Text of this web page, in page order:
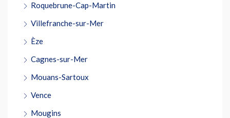
Roquebrune-Cap-Martin
Villefranche-sur-Mer
Èze
Cagnes-sur-Mer
Mouans-Sartoux
Vence
Mougins